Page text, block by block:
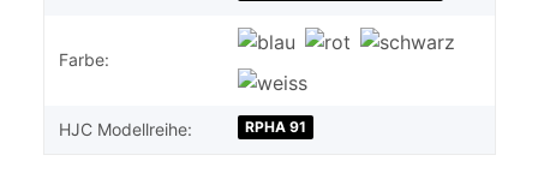
Farbe:
HJC Modellreihe: RPHA 91